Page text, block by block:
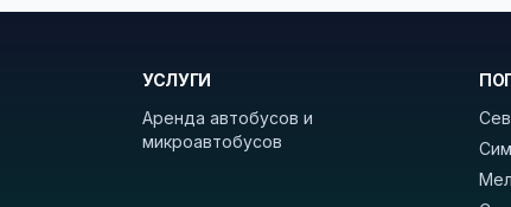
УСЛУГИ
Аренда автобусов и
микроавтобусов